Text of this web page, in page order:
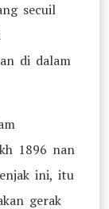
secuil
di dalam
1896 nan
ini, itu
gerak